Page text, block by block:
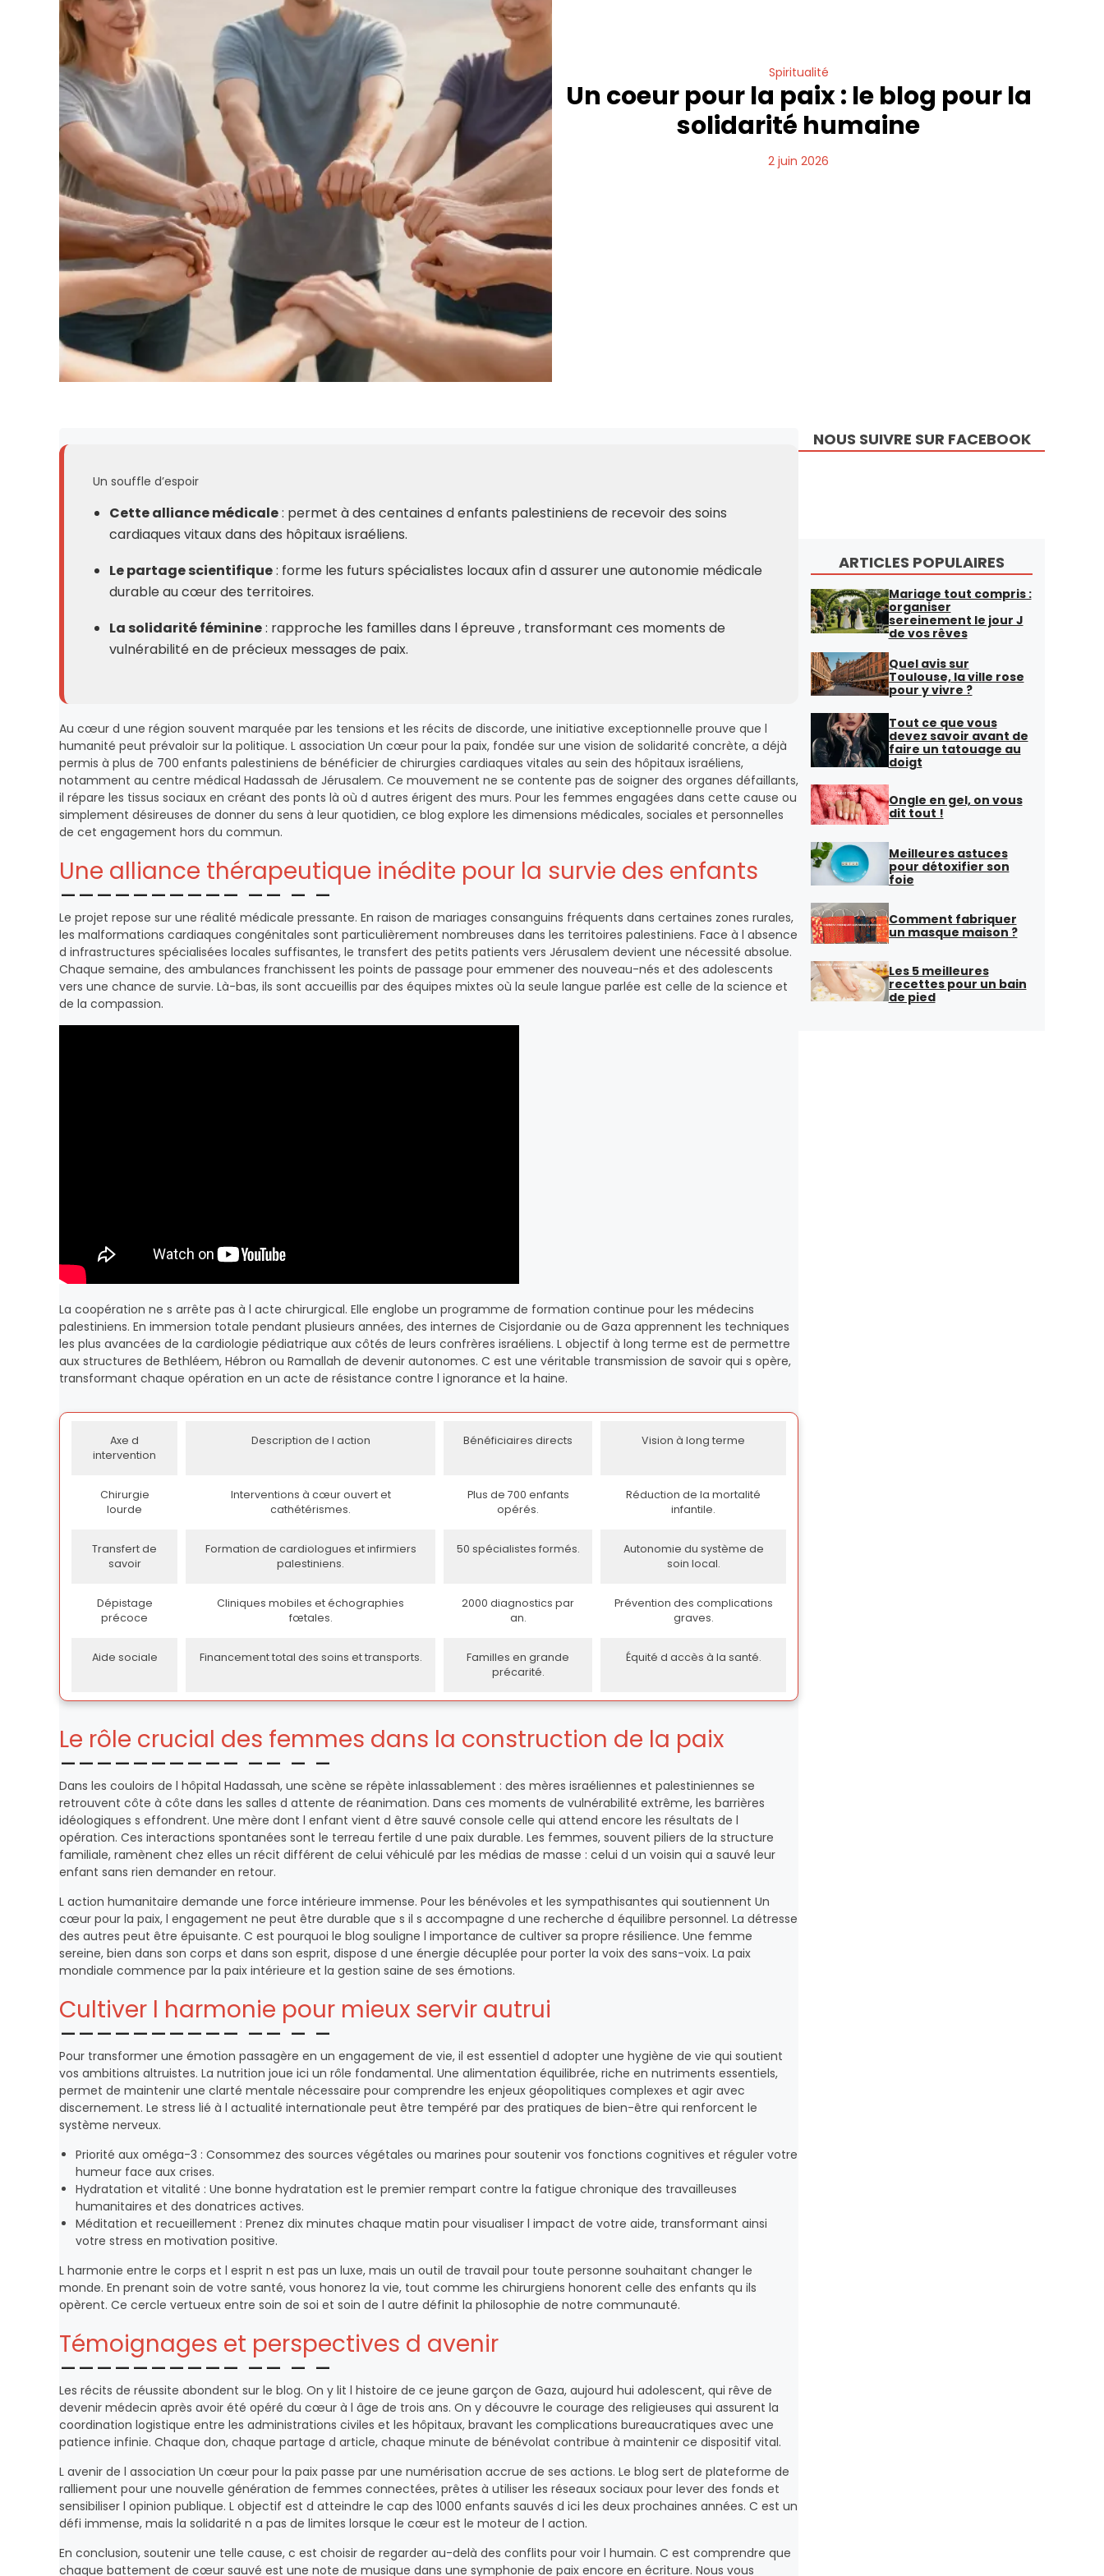
Spiritualité
Un coeur pour la paix : le blog pour la
solidarité humaine
2 juin 2026
Un souffle d’espoir
Cette alliance médicale: permet à des centaines d enfants palestiniens de recevoir des soins
cardiaques vitaux dans des hôpitaux israéliens.
Le partage scientifique: forme les futurs spécialistes locaux afin d assurer une autonomie médicale
durable au cœur des territoires.
La solidarité féminine: rapproche les familles dans l épreuve , transformant ces moments de
vulnérabilité en de précieux messages de paix.
Au cœur d une région souvent marquée par les tensions et les récits de discorde, une initiative exceptionnelle prouve que l
humanité peut prévaloir sur la politique. L association Un cœur pour la paix, fondée sur une vision de solidarité concrète, a déjà
permis à plus de 700 enfants palestiniens de bénéficier de chirurgies cardiaques vitales au sein des hôpitaux israéliens,
notamment au centre médical Hadassah de Jérusalem. Ce mouvement ne se contente pas de soigner des organes défaillants,
il répare les tissus sociaux en créant des ponts là où d autres érigent des murs. Pour les femmes engagées dans cette cause ou
simplement désireuses de donner du sens à leur quotidien, ce blog explore les dimensions médicales, sociales et personnelles
de cet engagement hors du commun.
Une alliance thérapeutique inédite pour la survie des enfants
Le projet repose sur une réalité médicale pressante. En raison de mariages consanguins fréquents dans certaines zones rurales,
les malformations cardiaques congénitales sont particulièrement nombreuses dans les territoires palestiniens. Face à l absence
d infrastructures spécialisées locales suffisantes, le transfert des petits patients vers Jérusalem devient une nécessité absolue.
Chaque semaine, des ambulances franchissent les points de passage pour emmener des nouveau-nés et des adolescents
vers une chance de survie. Là-bas, ils sont accueillis par des équipes mixtes où la seule langue parlée est celle de la science et
de la compassion.
La coopération ne s arrête pas à l acte chirurgical. Elle englobe un programme de formation continue pour les médecins
palestiniens. En immersion totale pendant plusieurs années, des internes de Cisjordanie ou de Gaza apprennent les techniques
les plus avancées de la cardiologie pédiatrique aux côtés de leurs confrères israéliens. L objectif à long terme est de permettre
aux structures de Bethléem, Hébron ou Ramallah de devenir autonomes. C est une véritable transmission de savoir qui s opère,
transformant chaque opération en un acte de résistance contre l ignorance et la haine.
Axe d
intervention
Description de l action Bénéficiaires directs Vision à long terme
Chirurgie
lourde
Interventions à cœur ouvert et
cathétérismes.
Plus de 700 enfants
opérés.
Réduction de la mortalité
infantile.
Transfert de
savoir
Formation de cardiologues et infirmiers
palestiniens.
50 spécialistes formés.
Autonomie du système de
soin local.
Dépistage
précoce
Cliniques mobiles et échographies
fœtales.
2000 diagnostics par
an.
Prévention des complications
graves.
Aide sociale Financement total des soins et transports.
Familles en grande
précarité.
Équité d accès à la santé.
Le rôle crucial des femmes dans la construction de la paix
Dans les couloirs de l hôpital Hadassah, une scène se répète inlassablement : des mères israéliennes et palestiniennes se
retrouvent côte à côte dans les salles d attente de réanimation. Dans ces moments de vulnérabilité extrême, les barrières
idéologiques s effondrent. Une mère dont l enfant vient d être sauvé console celle qui attend encore les résultats de l
opération. Ces interactions spontanées sont le terreau fertile d une paix durable. Les femmes, souvent piliers de la structure
familiale, ramènent chez elles un récit différent de celui véhiculé par les médias de masse : celui d un voisin qui a sauvé leur
enfant sans rien demander en retour.
L action humanitaire demande une force intérieure immense. Pour les bénévoles et les sympathisantes qui soutiennent Un
cœur pour la paix, l engagement ne peut être durable que s il s accompagne d une recherche d équilibre personnel. La détresse
des autres peut être épuisante. C est pourquoi le blog souligne l importance de cultiver sa propre résilience. Une femme
sereine, bien dans son corps et dans son esprit, dispose d une énergie décuplée pour porter la voix des sans-voix. La paix
mondiale commence par la paix intérieure et la gestion saine de ses émotions.
Cultiver l harmonie pour mieux servir autrui
Pour transformer une émotion passagère en un engagement de vie, il est essentiel d adopter une hygiène de vie qui soutient
vos ambitions altruistes. La nutrition joue ici un rôle fondamental. Une alimentation équilibrée, riche en nutriments essentiels,
permet de maintenir une clarté mentale nécessaire pour comprendre les enjeux géopolitiques complexes et agir avec
discernement. Le stress lié à l actualité internationale peut être tempéré par des pratiques de bien-être qui renforcent le
système nerveux.
Priorité aux oméga-3 : Consommez des sources végétales ou marines pour soutenir vos fonctions cognitives et réguler votre
humeur face aux crises.
Hydratation et vitalité : Une bonne hydratation est le premier rempart contre la fatigue chronique des travailleuses
humanitaires et des donatrices actives.
Méditation et recueillement : Prenez dix minutes chaque matin pour visualiser l impact de votre aide, transformant ainsi
votre stress en motivation positive.
L harmonie entre le corps et l esprit n est pas un luxe, mais un outil de travail pour toute personne souhaitant changer le
monde. En prenant soin de votre santé, vous honorez la vie, tout comme les chirurgiens honorent celle des enfants qu ils
opèrent. Ce cercle vertueux entre soin de soi et soin de l autre définit la philosophie de notre communauté.
Témoignages et perspectives d avenir
Les récits de réussite abondent sur le blog. On y lit l histoire de ce jeune garçon de Gaza, aujourd hui adolescent, qui rêve de
devenir médecin après avoir été opéré du cœur à l âge de trois ans. On y découvre le courage des religieuses qui assurent la
coordination logistique entre les administrations civiles et les hôpitaux, bravant les complications bureaucratiques avec une
patience infinie. Chaque don, chaque partage d article, chaque minute de bénévolat contribue à maintenir ce dispositif vital.
L avenir de l association Un cœur pour la paix passe par une numérisation accrue de ses actions. Le blog sert de plateforme de
ralliement pour une nouvelle génération de femmes connectées, prêtes à utiliser les réseaux sociaux pour lever des fonds et
sensibiliser l opinion publique. L objectif est d atteindre le cap des 1000 enfants sauvés d ici les deux prochaines années. C est un
défi immense, mais la solidarité n a pas de limites lorsque le cœur est le moteur de l action.
En conclusion, soutenir une telle cause, c est choisir de regarder au-delà des conflits pour voir l humain. C est comprendre que
chaque battement de cœur sauvé est une note de musique dans une symphonie de paix encore en écriture. Nous vous
NOUS SUIVRE SUR FACEBOOK
ARTICLES POPULAIRES
Mariage tout compris :
organiser
sereinement le jour J
de vos rêves
Quel avis sur
Toulouse, la ville rose
pour y vivre ?
Tout ce que vous
devez savoir avant de
faire un tatouage au
doigt
Ongle en gel, on vous
dit tout !
Meilleures astuces
pour détoxifier son
foie
Comment fabriquer
un masque maison ?
Les 5 meilleures
recettes pour un bain
de pied